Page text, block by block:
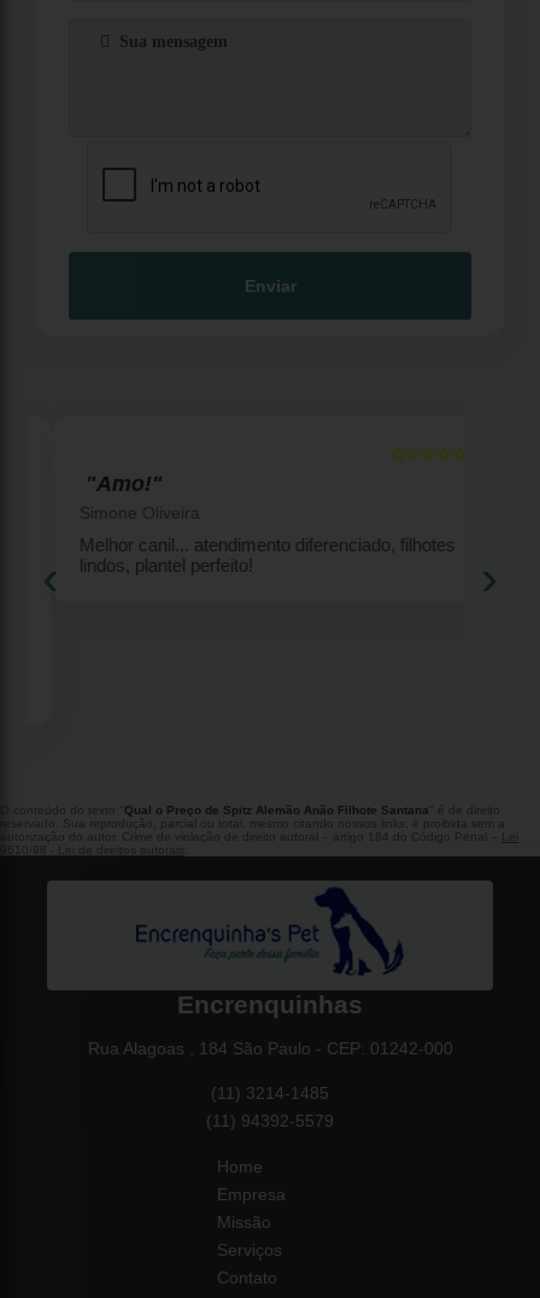
Enviar
5
☆☆☆☆☆
"Amo!"
Simone Oliveira
Melhor canil... atendimento diferenciado, filhotes
lindos, plantel perfeito!
‹ ›
O conteúdo do texto " Qual o Preço de Spitz Alemão Anão Filhote Santana " é de direito
reservado. Sua reprodução, parcial ou total, mesmo citando nossos links, é proibida sem a
autorização do autor. Crime de violação de direito autoral – artigo 184 do Código Penal –
Lei
9610/98 - Lei de direitos autorais .
Encrenquinhas
Rua Alagoas , 184 São Paulo - CEP: 01242-000
(11) 3214-1485
(11) 94392-5579
Home
Empresa
Missão
Serviços
Contato